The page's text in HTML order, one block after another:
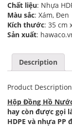
Chất liệu: Nhựa
Màu sắc: Xám, Đen
Kích thước: 35 cm
Sản xuất:
Description
Product Description
Hộp Đồng Hồ
hay còn được gọi
HDPE và nhựa